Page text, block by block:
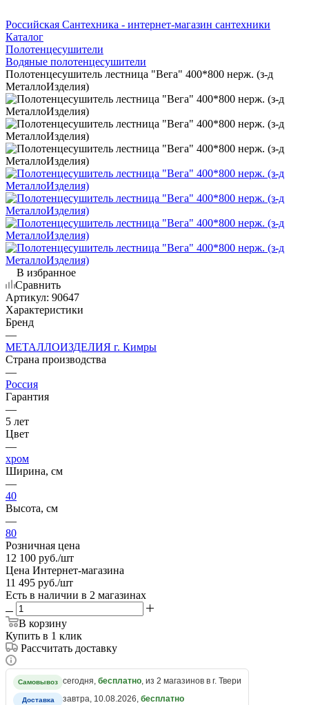
Российская Сантехника - интернет-магазин сантехники
Каталог
Полотенцесушители
Водяные полотенцесушители
Полотенцесушитель лестница "Вега" 400*800 нерж. (з-д
МеталлоИзделия)
В избранное
Сравнить
Артикул: 90647
Характеристики
Бренд
—
МЕТАЛЛОИЗДЕЛИЯ г. Кимры
Страна производства
—
Россия
Гарантия
—
5 лет
Цвет
—
хром
Ширина, см
—
40
Высота, см
—
80
Розничная цена
12 100 руб./шт
Цена Интернет-магазина
11 495 руб./шт
Есть в наличии в 2 магазинах
В корзину
Купить в 1 клик
Рассчитать доставку
Самовывоз сегодня, бесплатно, из 2 магазинов в г. Твери
Доставка завтра, 10.08.2026, бесплатно